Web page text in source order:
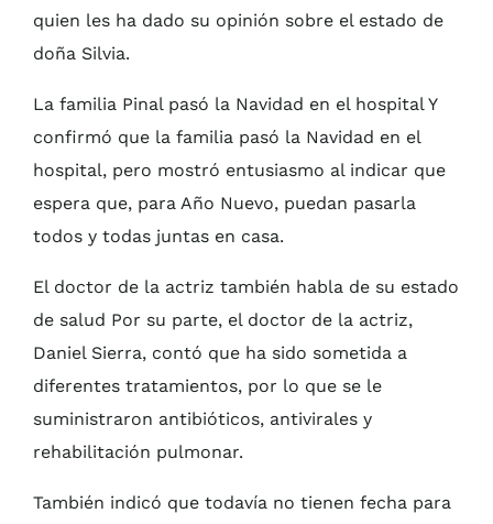
quien les ha dado su opinión sobre el estado de
doña Silvia.
La familia Pinal pasó la Navidad en el hospital Y
confirmó que la familia pasó la Navidad en el
hospital, pero mostró entusiasmo al indicar que
espera que, para Año Nuevo, puedan pasarla
todos y todas juntas en casa.
El doctor de la actriz también habla de su estado
de salud Por su parte, el doctor de la actriz,
Daniel Sierra, contó que ha sido sometida a
diferentes tratamientos, por lo que se le
suministraron antibióticos, antivirales y
rehabilitación pulmonar.
También indicó que todavía no tienen fecha para